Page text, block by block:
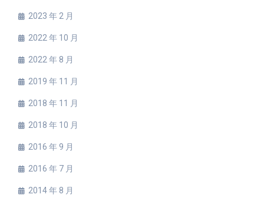
2023 年 2 月
2022 年 10 月
2022 年 8 月
2019 年 11 月
2018 年 11 月
2018 年 10 月
2016 年 9 月
2016 年 7 月
2014 年 8 月